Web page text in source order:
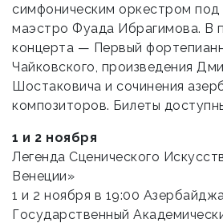
симфоническим оркестром под
маэстро Фуада Ибрагимова. В
концерта — Первый
Чайковского, произведения
Шостаковича и сочинения
композиторов. Билеты
1 и 2 ноября
Легенда Сценического
Венеции»
1 и 2 ноября в 19:00
Государственный